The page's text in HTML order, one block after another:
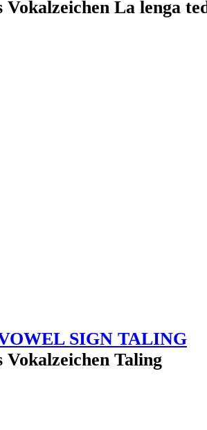
Vokalzeichen La lenga
SIGN TALING
Vokalzeichen Taling